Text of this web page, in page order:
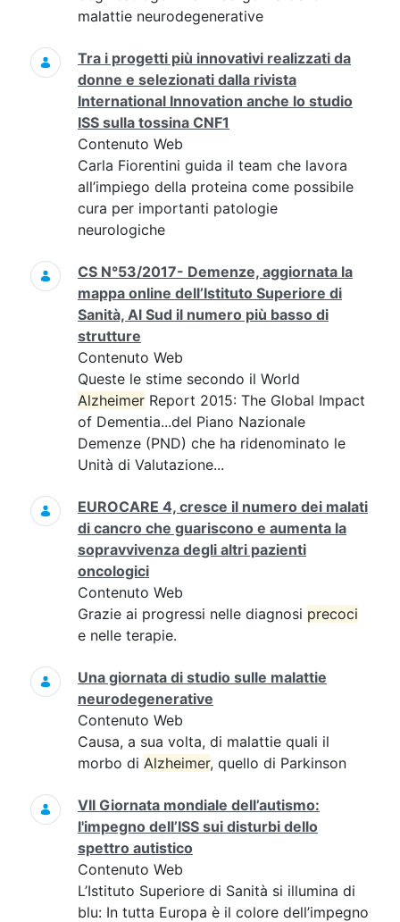
malattie neurodegenerative
Tra i progetti più innovativi realizzati da
donne e selezionati dalla rivista
International Innovation anche lo studio
ISS sulla tossina CNF1
Contenuto Web
Carla Fiorentini guida il team che lavora
all’impiego della proteina come possibile
cura per importanti patologie
neurologiche
CS N°53/2017- Demenze, aggiornata la
mappa online dell’Istituto Superiore di
Sanità, Al Sud il numero più basso di
strutture
Contenuto Web
Queste le stime secondo il World
Alzheimer Report 2015: The Global Impact
of Dementia...del Piano Nazionale
Demenze (PND) che ha ridenominato le
Unità di Valutazione...
EUROCARE 4, cresce il numero dei malati
di cancro che guariscono e aumenta la
sopravvivenza degli altri pazienti
oncologici
Contenuto Web
Grazie ai progressi nelle diagnosi precoci
e nelle terapie.
Una giornata di studio sulle malattie
neurodegenerative
Contenuto Web
Causa, a sua volta, di malattie quali il
morbo di Alzheimer, quello di Parkinson
VII Giornata mondiale dell’autismo:
l'impegno dell’ISS sui disturbi dello
spettro autistico
Contenuto Web
L’Istituto Superiore di Sanità si illumina di
blu: In tutta Europa è il colore dell’impegno